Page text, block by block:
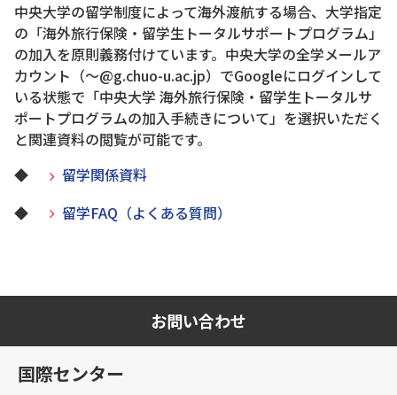
中央大学の留学制度によって海外渡航する場合、大学指定
の「海外旅行保険・留学生トータルサポートプログラム」
の加入を原則義務付けています。中央大学の全学メールア
カウント（～@g.chuo-u.ac.jp）でGoogleにログインして
いる状態で「中央大学 海外旅行保険・留学生トータルサ
ポートプログラムの加入手続きについて」を選択いただく
と関連資料の閲覧が可能です。
◆
留学関係資料
◆
留学FAQ（よくある質問）
お問い合わせ
国際センター